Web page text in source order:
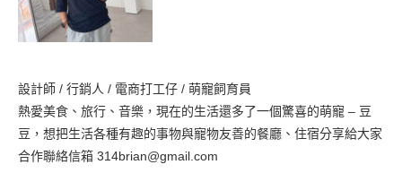
設計師 / 行銷人 / 電商打工仔 / 萌寵飼育員
熱愛美食、旅行、音樂，現在的生活還多了一個驚喜的萌寵 – 豆
豆，想把生活各種有趣的事物與寵物友善的餐廳、住宿分享給大家
合作聯絡信箱 314brian@gmail.com